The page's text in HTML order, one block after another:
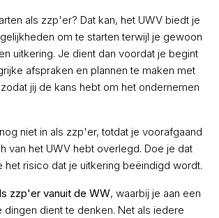
als zzp'er? Dat kan, het UWV biedt je
om te starten terwijl je gewoon
uitkering. Je dient dan voordat je begint
afspraken en plannen te maken met
jij de kans hebt om het ondernemen
niet in als zzp'er, totdat je voorafgaand
van het UWV hebt overlegd. Doe je dat
het risico dat je uitkering beëindigd wordt.
zzp'er vanuit de WW, waarbij je aan een
dingen dient te denken. Net als iedere